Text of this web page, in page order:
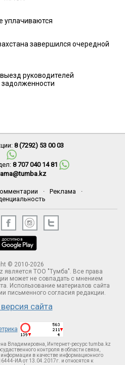
уплачиваются
завершился очередной
руководителей
задолженности
8 (7292) 53 00 03
8 707 040 14 81
· Реклама
·
© 2010-2026
является ТОО "Тумба". Все права
может не совпадать с мнением
Использование материалов сайта
письменного согласия редакции.
сайта
Владимировна, Интернет-ресурс tumba.kz
контроля в области связи,
в качестве информационного
ИА от 13.04.2017г. и относятся к